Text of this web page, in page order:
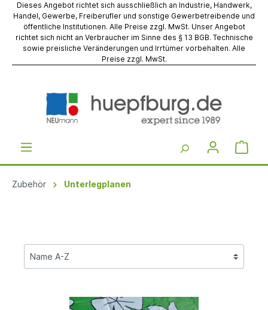
Dieses Angebot richtet sich ausschließlich an Industrie, Handwerk,
Handel, Gewerbe, Freiberufler und sonstige Gewerbetreibende und
öffentliche Institutionen. Alle Preise zzgl. MwSt. Unser Angebot
richtet sich nicht an Verbraucher im Sinne des § 13 BGB. Technische
sowie preisliche Veränderungen und Irrtümer vorbehalten. Alle
Preise zzgl. MwSt.
Zubehör Unterlegplanen